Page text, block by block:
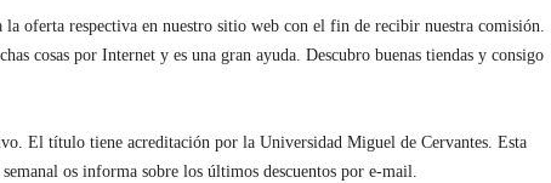
la oferta respectiva en nuestro sitio web con el fin de recibir nuestra comisión.
cosas por Internet y es una gran ayuda. Descubro buenas tiendas y consigo
El título tiene acreditación por la Universidad Miguel de Cervantes. Esta
os informa sobre los últimos descuentos por e-mail.